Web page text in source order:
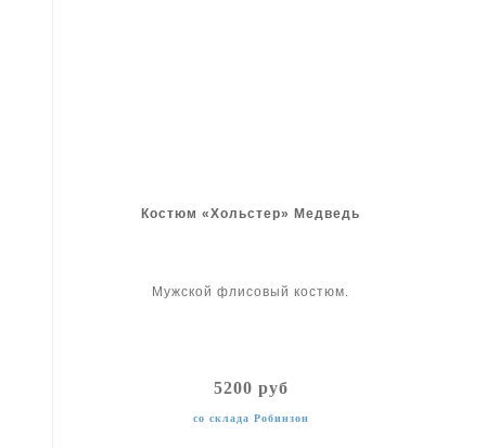
Костюм «Хольстер» Медведь
Мужской флисовый костюм.
5200 руб
со склада Робинзон